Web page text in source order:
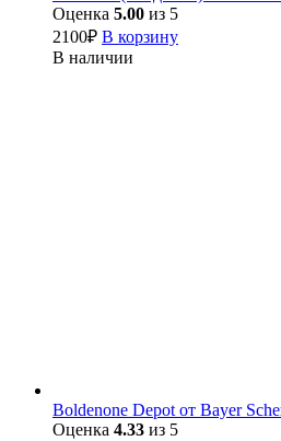
Оценка 5.00 из 5
2100₽ В корзину
В наличии
Boldenone Depot от Bayer
Оценка 4.33 из 5